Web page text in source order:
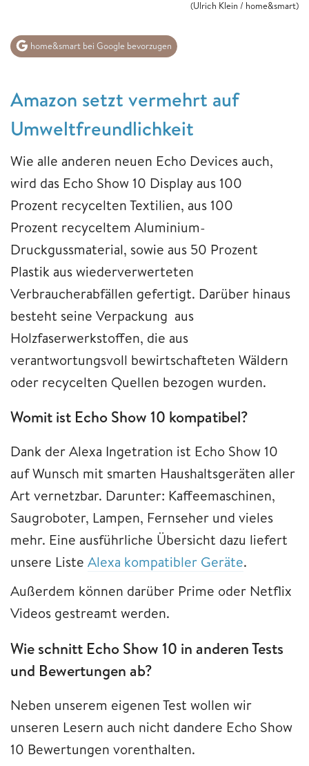
(Ulrich Klein / home&smart)
home&smart bei Google bevorzugen
Amazon setzt vermehrt auf
Umweltfreundlichkeit
Wie alle anderen neuen Echo Devices auch,
wird das Echo Show 10 Display aus 100
Prozent recycelten Textilien, aus 100
Prozent recyceltem Aluminium-
Druckgussmaterial, sowie aus 50 Prozent
Plastik aus wiederverwerteten
Verbraucherabfällen gefertigt. Darüber hinaus
besteht seine Verpackung aus
Holzfaserwerkstoffen, die aus
verantwortungsvoll bewirtschafteten Wäldern
oder recycelten Quellen bezogen wurden.
Womit ist Echo Show 10 kompatibel?
Dank der Alexa Ingetration ist Echo Show 10
auf Wunsch mit smarten Haushaltsgeräten aller
Art vernetzbar. Darunter: Kaffeemaschinen,
Saugroboter, Lampen, Fernseher und vieles
mehr. Eine ausführliche Übersicht dazu liefert
unsere Liste Alexa kompatibler Geräte.
Außerdem können darüber Prime oder Netflix
Videos gestreamt werden.
Wie schnitt Echo Show 10 in anderen Tests
und Bewertungen ab?
Neben unserem eigenen Test wollen wir
unseren Lesern auch nicht dandere Echo Show
10 Bewertungen vorenthalten.